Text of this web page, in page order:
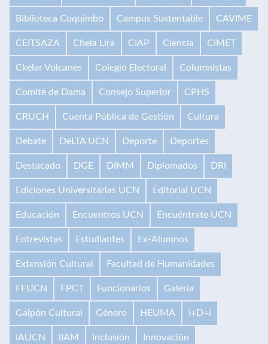
Biblioteca Coquimbo Campus Sustentable CAVIME
CEITSAZA Chela Lira CIAP Ciencia CIMET
Ckelar Volcanes Colegio Electoral Columnistas
Comité de Dama Consejo Superior CPHS
CRUCH Cuenta Pública de Gestión Cultura
Debate DeLTA UCN Deporte Deportes
Destacado DGE DIMM Diplomados DRI
Ediciones Universitarias UCN Editorial UCN
Educación Encuentros UCN Encuéntrate UCN
Entrevistas Estudiantes Ex-Alumnos
Extensión Cultural Facultad de Humanidades
FEUCN FPCT Funcionarios Galería
Galpón Cultural Género HEUMA I+D+i
IAUCN IIAM Inclusión Innovación